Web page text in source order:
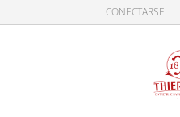
CONECTARSE